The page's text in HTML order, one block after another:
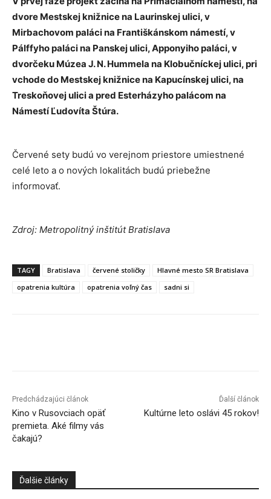
dvore Mestskej knižnice na Laurinskej ulici, v
Mirbachovom paláci na Františkánskom námestí, v
Pálffyho paláci na Panskej ulici, Apponyiho paláci, v
dvorčeku Múzea J. N. Hummela na Klobučníckej ulici, pri
vchode do Mestskej knižnice na Kapucínskej ulici, na
Treskoňovej ulici a pred Esterházyho palácom na
Námestí Ľudovíta Štúra.
Červené sety budú vo verejnom priestore umiestnené
celé leto a o nových lokalitách budú priebežne
informovať.
Zdroj: Metropolitný inštitút Bratislava
TAGY Bratislava červené stoličky
Hlavné mesto SR Bratislava
opatrenia kultúra
opatrenia voľný čas sadni si
Predchádzajúci článok
Kino v Rusovciach opäť
premieta. Aké filmy vás
čakajú?
Ďalší článok
Kultúrne leto oslávi 45 rokov!
Ďalšie články